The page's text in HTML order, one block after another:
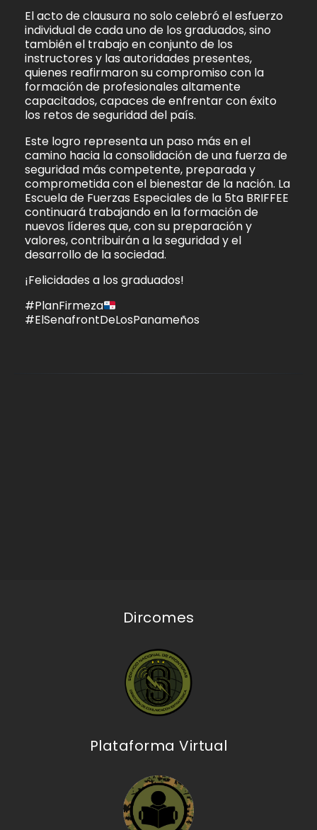
El acto de clausura no solo celebró el esfuerzo
individual de cada uno de los graduados, sino
también el trabajo en conjunto de los
instructores y las autoridades presentes,
quienes reafirmaron su compromiso con la
formación de profesionales altamente
capacitados, capaces de enfrentar con éxito
los retos de seguridad del país.
Este logro representa un paso más en el
camino hacia la consolidación de una fuerza de
seguridad más competente, preparada y
comprometida con el bienestar de la nación. La
Escuela de Fuerzas Especiales de la 5ta BRIFFEE
continuará trabajando en la formación de
nuevos líderes que, con su preparación y
valores, contribuirán a la seguridad y el
desarrollo de la sociedad.
¡Felicidades a los graduados!
#PlanFirmeza
#ElSenafrontDeLosPanameños
Dircomes
Plataforma Virtual